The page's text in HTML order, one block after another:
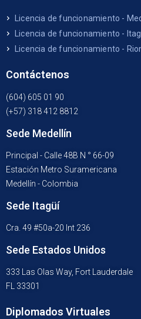
Licencia de funcionamiento -
Licencia de funcionamiento -
Licencia de funcionamiento -
Contáctenos
(604) 605 01 90
(+57) 318 412 8812
Sede Medellín
Principal - Calle 48B N ° 66-09
Estación Metro Suramericana
Medellín - Colombia
Sede Itagüí
Cra. 49 #50a-20 Int 236
Sede Estados Unidos
333 Las Olas Way, Fort Lauderdale
FL 33301
Diplomados Virtuales